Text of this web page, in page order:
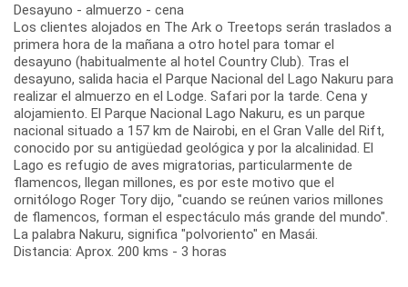
Desayuno - almuerzo - cena
Los clientes alojados en The Ark o Treetops serán traslados a
primera hora de la mañana a otro hotel para tomar el
desayuno (habitualmente al hotel Country Club). Tras el
desayuno, salida hacia el Parque Nacional del Lago Nakuru para
realizar el almuerzo en el Lodge. Safari por la tarde. Cena y
alojamiento. El Parque Nacional Lago Nakuru, es un parque
nacional situado a 157 km de Nairobi, en el Gran Valle del Rift,
conocido por su antigüedad geológica y por la alcalinidad. El
Lago es refugio de aves migratorias, particularmente de
flamencos, llegan millones, es por este motivo que el
ornitólogo Roger Tory dijo, "cuando se reúnen varios millones
de flamencos, forman el espectáculo más grande del mundo".
La palabra Nakuru, significa "polvoriento" en Masái.
Distancia: Aprox. 200 kms - 3 horas